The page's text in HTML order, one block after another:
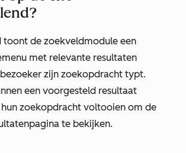
toont de zoekveldmodule een
met relevante resultaten
zijn zoekopdracht typt.
een voorgesteld resultaat
zoekopdracht voltooien om de
te bekijken.